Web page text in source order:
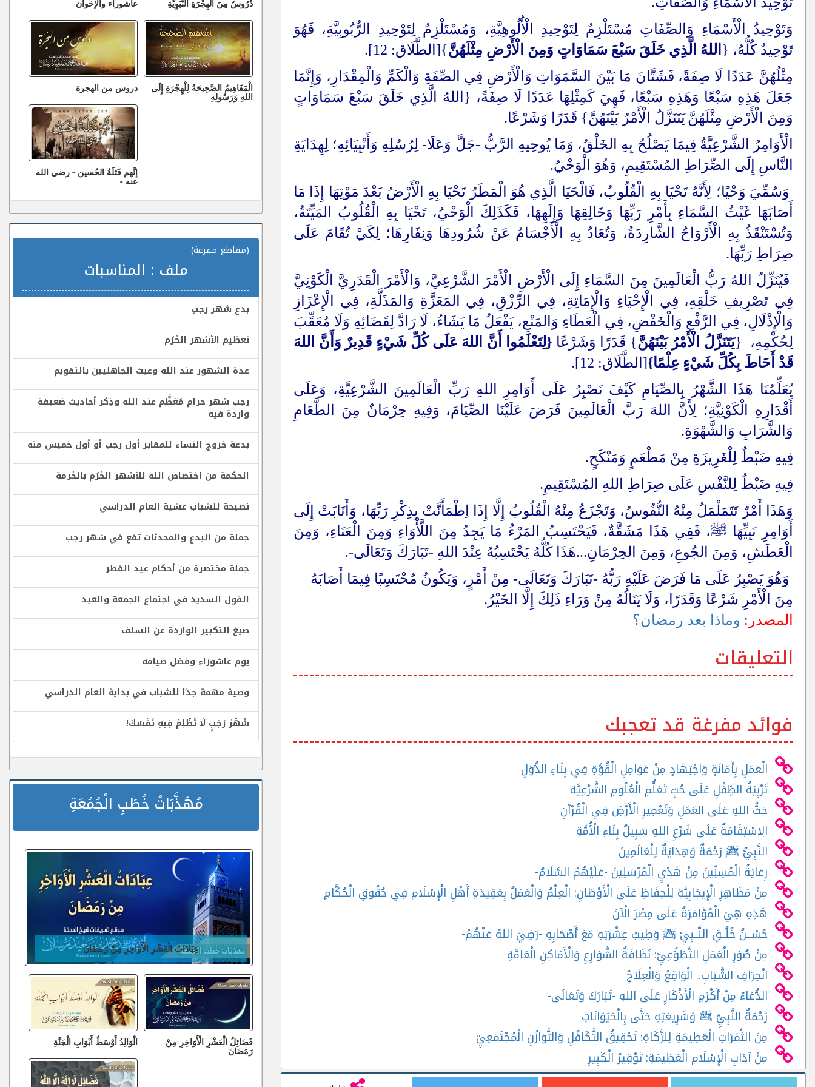
وَتَوْحِيدُ الْأَسْمَاءِ وَالصِّفَاتِ مُسْتَلْزِمٌ لِتَوْحِيدِ الْأُلُوهِيَّةِ، وَمُسْتَلْزِمٌ لِتَوْحِيدِ الرُّبُوبِيَّةِ، فَهُوَ
تَوْحِيدٌ كُلُّهُ، { اللهُ الَّذِي خَلَقَ سَبْعَ سَمَاوَاتٍ وَمِنَ الْأَرْضِ مِثْلَهُنَّ}[الطَّلَاق: 12].
مِثْلُهُنَّ عَدَدًا لَا صِفَةً، فَشَتَّانَ مَا بَيْنَ السَّمَوَاتِ وَالْأَرْضِ فِي الصِّفَةِ وَالْكَمِّ وَالْمِقْدَارِ، وَإِنَّمَا
جَعَلَ هَذِهِ سَبْعًا وَهَذِهِ سَبْعًا، فَهِيَ كَمِثْلِهَا عَدَدًا لَا صِفَةً، {اللهُ الَّذِي خَلَقَ سَبْعَ سَمَاوَاتٍ
وَمِنَ الْأَرْضِ مِثْلَهُنَّيَتَنَزَّلُ الْأَمْرُ بَيْنَهُنَّ} قَدَرًا وَشَرْعًا.
الْأَوَامِرُ الشَّرْعِيَّةُ فِيمَا يَصْلُحُ بِهِ الخَلْقُ، وَمَا يُوحِيهِ الرَّبُّ -جَلَّ وَعَلَا- لِرُسُلِهِ وَأَنْبِيَائِهِ؛ لِهِدَايَةِ
النَّاسِ إِلَى الصِّرَاطِ المُسْتَقِيمِ، وَهُوَ الْوَحْيُ.
وَسُمِّيَ وَحْيًا؛ لِأَنَّهُ تَحْيَا بِهِ الْقُلُوبُ، فَالْحَيَا الَّذِي هُوَ الْمَطَرُ تَحْيَا بِهِ الْأَرْضُ بَعْدَ مَوْتِهَا إِذَا مَا
أَصَابَهَا غَيْثُ السَّمَاءِ بِأَمْرِ رَبِّهَا وَخَالِقِهَا وَإِلَهِهَا، فَكَذَلِكَ الْوَحْيُ، تَحْيَا بِهِ الْقُلُوبُ المَيِّتَةُ،
وَتُسْتَنْقَذُ بِهِ الْأَرْوَاحُ الشَّارِدَةُ، وَتُعَادُ بِهِ الْأَجْسَامُ عَنْ شُرُودِهَا وَنِفَارِهَا؛ لِكَيْ تُقَامَ عَلَى
صِرَاطِ رَبِّهَا.
فَيُنَزِّلُ اللهُ رَبُّ الْعَالَمِينَ مِنَ السَّمَاءِ إِلَى الْأَرْضِ الْأَمْرَ الشَّرْعِيَّ، وَالْأَمْرَ الْقَدَرِيَّ الْكَوْنِيَّ
فِي تَصْرِيفِ خَلْقِهِ، فِي الْإِحْيَاءِ وَالْإِمَاتِةِ، فِي الرِّزْقِ، فِي المَعَزَّةِ وَالمَذَلَّةِ، فِي الْإِعْزَازِ
وَالْإِذْلَالِ، فِي الرَّفْعِ وَالْخَفْضِ، فِي الْعَطَاءِ وَالمَنْعِ، يَفْعَلُ مَا يَشَاءُ، لَا رَادَّ لِقَضَائِهِ وَلَا مُعَقِّبَ
لِحُكْمِهِ، {يَتَنَزَّلُ الْأَمْرُ بَيْنَهُنَّ} قَدَرًا وَشَرْعًا {لِتَعْلَمُوا أَنَّ اللهَ عَلَى كُلِّ شَيْءٍ قَدِيرٌ وَأَنَّ اللهَ
قَدْ أَحَاطَ بِكُلِّ شَيْءٍ عِلْمًا}[الطَّلَاق: 12].
يُعَلِّمُنَا هَذَا الشَّهْرُ بِالصِّيَامِ كَيْفَ نَصْبِرُ عَلَى أَوَامِرِ اللهِ رَبِّ الْعَالَمِينَ الشَّرْعِيَّةِ، وَعَلَى
أَقْدَارِهِ الْكَوْنِيَّةِ؛ لِأَنَّ اللهَ رَبَّ الْعَالَمِينَ فَرَضَ عَلَيْنَا الصِّيَامَ، وَفِيهِ حِرْمَانٌ مِنَ الطَّعَامِ
وَالشَّرَابِ وَالشَّهْوَةِ.
فِيهِ ضَبْطٌ لِلْغَرِيزَةِ مِنْ مَطْعَمٍ وَمَنْكَحٍ.
فِيهِ ضَبْطٌ لِلنَّفْسِ عَلَى صِرَاطِ اللهِ المُسْتَقِيمِ.
وَهَذَا أَمْرٌ تَتَمَلْمَلُ مِنْهُ النُّفُوسُ، وَتَجْزَعُ مِنْهُ الْقُلُوبُ إِلَّا إِذَا اِطْمَأَنَّتْ بِذِكْرِ رَبِّهَا، وَأَنَابَتْ إِلَى
أَوَامِرِ نَبِيِّهَا ﷺ، فَفِي هَذَا مَشَقَّةٌ، فَيَحْتَسِبُ المَرْءُ مَا يَجِدُ مِنَ اللَّأْوَاءِ وَمِنَ الْعَنَاءِ، وَمِنَ
الْعَطَشِ، وَمِنَ الجُوعِ، وَمِنَ الحِرْمَانِ...هَذَا كُلُّهُ يَحْتَسِبُهُ عِنْدَ اللهِ -تَبَارَكَ وَتَعَالَى-.
وَهُوَ يَصْبِرُ عَلَى مَا فَرَضَ عَلَيْهِ رَبُّهُ -تَبَارَكَ وَتَعَالَى- مِنْ أَمْرٍ، وَيَكُونُ مُحْتَسِبًا فِيمَا أَصَابَهُ
مِنَ الْأَمْرِ شَرْعًا وَقَدَرًا، وَلَا يَنَالُهُ مِنْ وَرَاءِ ذَلِكَ إِلَّا الخَيْرُ.
المصدر : وماذا بعد رمضان؟
التعليقات
فوائد مفرغة قد تعجبك
الْعَمَلِ بِأَمَانَةٍ وَاجْتِهَادٍ مِنْ عَوَامِلِ الْقُوَّةِ فِي بِنَاءِ الدُّوَلِ
تَرْبِيَةُ الطِّفْلِ عَلَى حُبِّ تَعَلُّمِ الْعُلُومِ الشَّرْعِيَّة
حَثُّ اللهِ عَلَى العَمَلِ وَتَعْمِيرِ الْأَرْضِ فِي الْقُرْآنِ
الِاسْتِقَامَةُ عَلَى شَرْعِ اللهِ سَبِيلُ بِنَاءِ الْأُمَّةِ
النَّبِيُّ ﷺ رَحْمَةٌ وَهِدَايَةٌ لِلْعَالَمِينَ
رِعَايَةُ الْمُسِنِّينَ مِنْ هَدْيِ الْمُرْسَلِينَ -عَلَيْهُمُ السَّلَامُ-
مِنْ مَظَاهِرِ الْإِيجَابِيَّةِ لِلْحِفَاظِ عَلَى الْأَوْطَانِ: الْعِلْمُ وَالْعَمَلُ بِعَقِيدَةِ أَهْلِ الْإِسْلَامِ فِي حُقُوقِ الْحُكَّامِ
هَذِهِ هِيَ الْمُؤَامَرَةُ عَلَى مِصْرَ الْآنَ
حُسْـــنُ خُلُــقِ النَّــبِيِّ ﷺ وَطِيبُ عِشْرَتِهِ مَعَ أَصْحَابِهِ -رَضِيَ اللهُ عَنْهُمْ-
مِنْ صُوَرِ الْعَمَلِ التَّطَوُّعِيِّ: نَظَافَةُ الشَّوَارِعِ وَالْأَمَاكِنِ الْعَامَّةِ
انْحِرَافِ الشَّبَابِ.. الْوَاقِعُ وَالْعِلَاجُ
الدُّعَاءُ مِنْ أَكْرَمِ الْأَذْكَارِ عَلَى اللهِ -تَبَارَكَ وَتَعَالَى-
رَحْمَةُ النَّبِيِّ ﷺ وَشَرِيعَتِهِ حَتَّى بِالْحَيَوَانَاتِ
مِنَ الثَّمَرَاتِ الْعَظِيمَةِ لِلزَّكَاةِ: تَحْقِيقُ التَّكَافُلِ وَالتَّوَازُنِ الْمُجْتَمَعِيِّ
مِنْ آدَابِ الْإِسْلَامِ الْعَظِيمَةِ: تَوْقِيرُ الْكَبِيرِ
دُرُوسٌ مِنَ الْهِجْرَةِ النَّبَوِيَّةِ عاشوراء والإخوان
الْمَفَاهِيمُ الصَّحِيحَةُ لِلْهِجْرَةِ إِلَى
اللهِ وَرَسُولِهِ
دروس من الهجرة
إنَّهم قَتَلَةُ الحُسين - رضي الله
عنه -
(مقاطع مفرغة)
ملف : المناسبات
بدع شهر رجب
تعظيم الأشهر الحُرُم
عدة الشهور عند الله وعبث الجاهليين بالتقويم
رجب شهر حرام مُعَظَّم عند الله وذِكر أحاديث ضعيفة
واردة فيه
بدعة خروج النساء للمقابر أول رجب أو أول خميس منه
الحكمة من اختصاص الله للأشهر الحُرُم بالحُرمة
نصيحة للشباب عشية العام الدراسي
جملة من البدع والمحدثات تقع في شهر رجب
جملة مختصرة من أحكام عيد الفطر
القول السديد في اجتماع الجمعة والعيد
صيغ التكبير الواردة عن السلف
يوم عاشوراء وفضل صيامه
وصية مهمة جدًا للشباب في بداية العام الدراسي
شَهْرُ رَجَبٍ لَا تَظْلِمْ فِيهِ نَفْسَكَ!
مُهَذَّبَاتُ خُطَبِ الْجُمُعَةِ
عِبَادَاتُ الْعَشْرِ الْأَوَاخِرِ مِنْ رَمَضَانَ
فَضَائِلُ الْعَشْرِ الْأَوَاخِرِ مِنْ
رَمَضَانَ
الْوَالِدُ أَوْسَطُ أَبْوَابِ الْجَنَّةِ